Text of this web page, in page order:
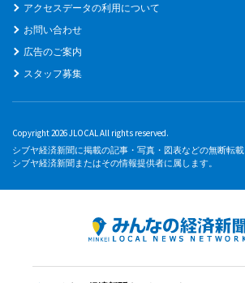
アクセスデータの利用について
お問い合わせ
広告のご案内
スタッフ募集
Copyright 2026 JLOCAL All rights reserved.
シブヤ経済新聞に掲載の記事・写真・図表などの無断転
シブヤ経済新聞またはその情報提供者に属します。